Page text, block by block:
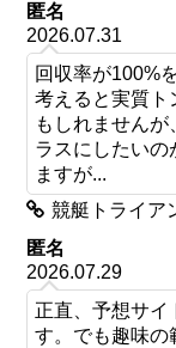
匿名
2026.07.31
回収率が100%
考えると実質ト
もしれません
ラスにしたいの
ますが...
競艇トライア
匿名
2026.07.29
正直、予想サ
す。でも趣味の